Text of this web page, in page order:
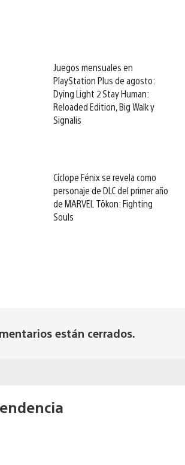
Juegos mensuales en
PlayStation Plus de agosto:
Dying Light 2 Stay Human:
Reloaded Edition, Big Walk y
Signalis
Cíclope Fénix se revela como
personaje de DLC del primer año
de MARVEL Tōkon: Fighting
Souls
están cerrados.